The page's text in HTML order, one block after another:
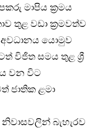
මාපිය ක්‍රමය
තුළ වඩා ක්‍රමවත්ව
යොමුව
විජිත සමය තුළ ශ්‍රී
වන විට
ජාතික ළමා
බැහැරව